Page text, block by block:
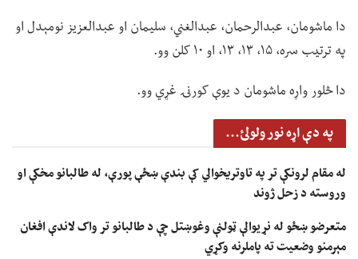
دا ماشومان، عبدالرحمان، عبدالغني، سلیمان او عبدالعزیز نومېدل او
په ترتیب سره، ۱۵، ۱۳، ۱۳، او ۱۰ کلن وو.
دا څلور واړه ماشومان د یوې کورنۍ غړي وو.
په دې اړه نور ولولئ...
له مقام لرونکې تر په تاوتریخوالي کې بندې ښځې پورې، له طالبانو مخکې او
وروسته د زحل ژوند
متعرضو ښځو له نړیوالې ټولنې وغوښتل چې د طالبانو تر واک لاندې افغان
مېرمنو وضعیت ته پاملرنه وکړي